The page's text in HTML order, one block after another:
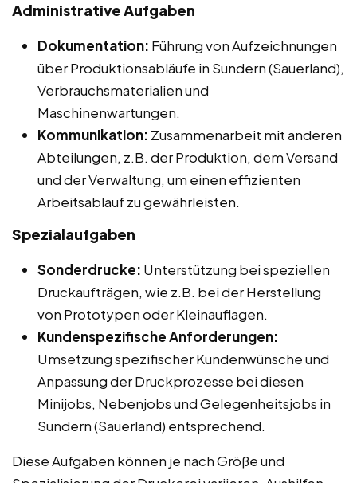
Administrative Aufgaben
Dokumentation: Führung von Aufzeichnungen
über Produktionsabläufe in Sundern (Sauerland),
Verbrauchsmaterialien und
Maschinenwartungen.
Kommunikation: Zusammenarbeit mit anderen
Abteilungen, z.B. der Produktion, dem Versand
und der Verwaltung, um einen effizienten
Arbeitsablauf zu gewährleisten.
Spezialaufgaben
Sonderdrucke: Unterstützung bei speziellen
Druckaufträgen, wie z.B. bei der Herstellung
von Prototypen oder Kleinauflagen.
Kundenspezifische Anforderungen:
Umsetzung spezifischer Kundenwünsche und
Anpassung der Druckprozesse bei diesen
Minijobs, Nebenjobs und Gelegenheitsjobs in
Sundern (Sauerland) entsprechend.
Diese Aufgaben können je nach Größe und